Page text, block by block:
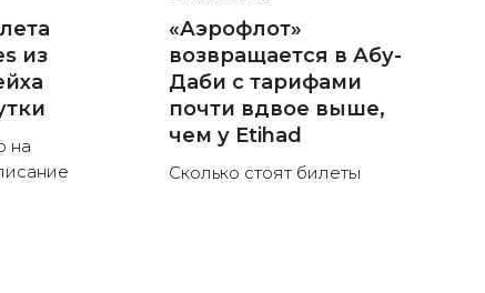
из
на
«Аэрофлот»
возвращается в Абу-
Даби с тарифами
почти вдвое выше,
чем у Etihad
Сколько стоят билеты